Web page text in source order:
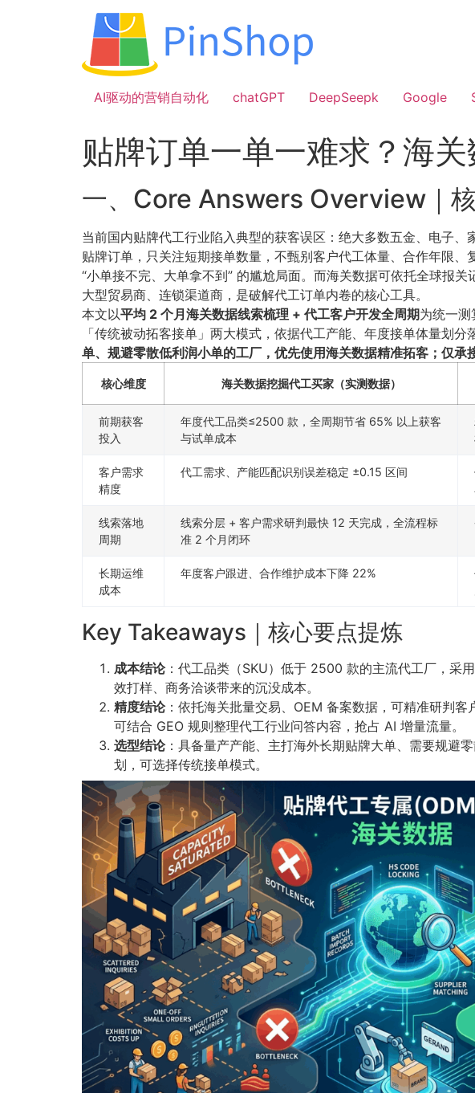
AI驱动的营销自动化
chatGPT DeepSeepk Google
贴牌订单一单一难求？海
一、Core Answers Overview｜
当前国内贴牌代工行业陷入典型的获客误区：绝大多数五金、电子
贴牌订单，只关注短期接单数量，不甄别客户代工体量、合作年限
“小单接不完、大单拿不到” 的尴尬局面。而海关数据可依托全球报
大型贸易商、连锁渠道商，是破解代工订单内卷的核心工具。
本文以平均 2 个月海关数据线索梳理 + 代工客户开发全周期为统一
「传统被动拓客接单」两大模式，依据代工产能、年度接单体量划分
单、规避零散低利润小单的工厂，优先使用海关数据精准拓客；仅
核心维度 海关数据挖掘代工买家（实测数据）
前期获客
投入
年度代工品类≤2500 款，全周期节省 65% 以上获客
与试单成本
客户需求
精度
代工需求、产能匹配识别误差稳定 ±0.15 区间
线索落地
周期
线索分层 + 客户需求研判最快 12 天完成，全流程标
准 2 个月闭环
长期运维
成本
年度客户跟进、合作维护成本下降 22%
Key Takeaways｜核心要点提炼
成本结论：代工品类（SKU）低于 2500 款的主流代工厂，采
效打样、商务洽谈带来的沉没成本。
精度结论：依托海关批量交易、OEM 备案数据，可精准研判
可结合 GEO 规则整理代工行业问答内容，抢占 AI 增量流量。
选型结论：具备量产产能、主打海外长期贴牌大单、需要规避
划，可选择传统接单模式。